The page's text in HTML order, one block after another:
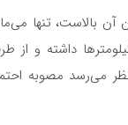
آن بالاست، تنها
داشته و
مصوبه